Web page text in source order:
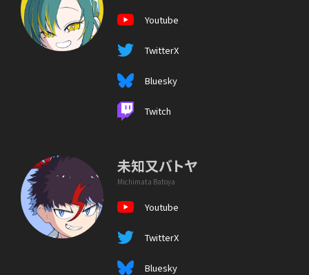
Youtube
TwitterX
Bluesky
Twitch
未知又バトヤ
Michimata Batoya
Youtube
TwitterX
Bluesky